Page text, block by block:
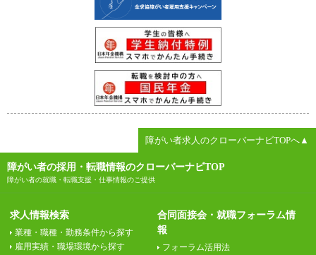
障がい者求人のクローバーナビTOPへ▲
障がい者の採用・転職情報のクローバーナビTOP
障がい者の就職・転職支援・仕事情報のご提供
求人情報検索
業種・職種・勤務条件から探す
雇用実績・職場環境から探す
合同面接会・就職フォーラム情
報
フォーラム活用法